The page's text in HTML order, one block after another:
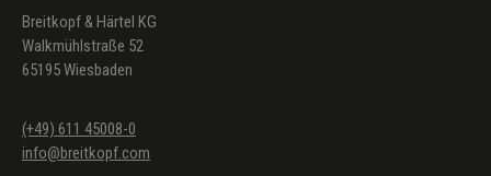
Breitkopf & Härtel KG
Walkmühlstraße 52
65195 Wiesbaden
(+49) 611 45008-0
info@breitkopf.com